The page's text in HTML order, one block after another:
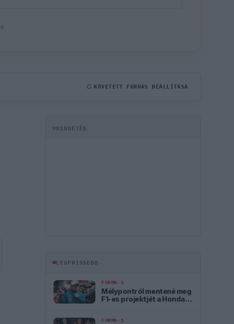
0
G KÖVETETT FORRÁS BEÁLLÍTÁSA
HIRDETÉS
LEGFRISSEBB
FORMA-1
Mélypontról mentené meg
F1-es projektjét a Honda a
FORMA-1